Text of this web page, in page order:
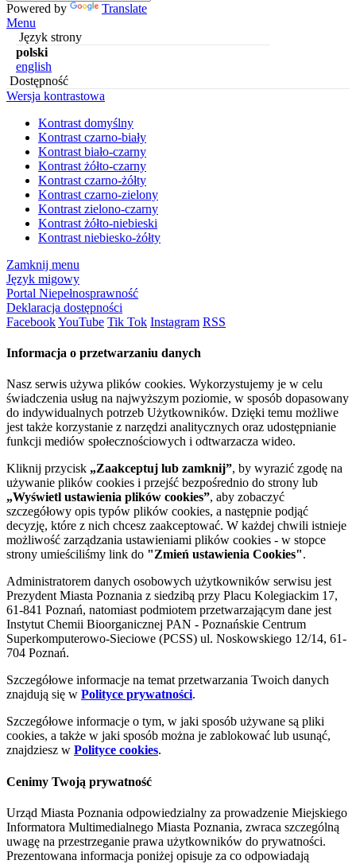
Powered by
Translate
Menu
Język strony
polski
english
Dostępność
Wersja kontrastowa
Kontrast domyślny
Kontrast czarno-biały
Kontrast biało-czarny
Kontrast żółto-czarny
Kontrast czarno-żółty
Kontrast czarno-zielony
Kontrast zielono-czarny
Kontrast żółto-niebieski
Kontrast niebiesko-żółty
Zamknij menu
Język migowy
Portal Niepełnosprawność
Deklaracja dostępności
FacebookYouTube Tik Tok Instagram RSS
Informacja o przetwarzaniu danych
Nasz serwis używa plików cookies. Wykorzystujemy je w celu
świadczenia usług na najwyższym poziomie, w sposób dopasowany
do indywidualnych potrzeb Użytkowników. Dzięki temu możliwe
jest także korzystanie z narzędzi analitycznych oraz udostępnianie
funkcji mediów społecznościowych i odtwarzacza wideo.
Kliknij przycisk „Zaakceptuj lub zamknij”, by wyrazić zgodę na
używanie plików cookies i przejść bezpośrednio do strony lub
„Wyświetl ustawienia plików cookies”, aby zobaczyć
szczegółowy opis typów plików cookies, a następnie podjąć
decyzję, które z nich chcesz zaakceptować. W każdej chwili istnieje
możliwość zarządzania ustawieniami plików cookies - w stopce
strony umieściliśmy link do "Zmień ustawienia Cookies".
Administratorem danych osobowych użytkowników serwisu jest
Prezydent Miasta Poznania z siedzibą przy Placu Kolegiackim 17,
61-841 Poznań, natomiast podmiotem przetwarzającym dane jest
Instytut Chemii Bioorganicznej PAN - Poznańskie Centrum
Superkomputerowo-Sieciowe (PCSS) ul. Noskowskiego 12/14, 61-
704 Poznań.
Szczegółowe informacje na temat przetwarzania Twoich danych
znajdują się w Polityce prywatności.
Szczegółowe informacje o tym, w jaki sposób używane są pliki
cookies, a także w jaki sposób można je zablokować lub usunąć,
znajdziesz w Polityce cookies.
Cenimy Twoją prywatność
Urząd Miasta Poznania odpowiedzialny za prowadzenie Miejskiego
Informatora Multimedialnego Miasta Poznania, zwraca szczególną
uwagę na przestrzeganie prawa użytkowników do prywatności.
Prezentowana informacja poniżej opisuje za co odpowiadają